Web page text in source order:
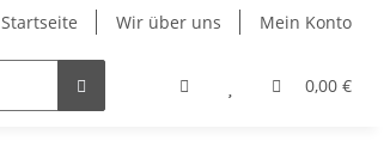
Startseite Wir über uns Mein Konto
0,00 €